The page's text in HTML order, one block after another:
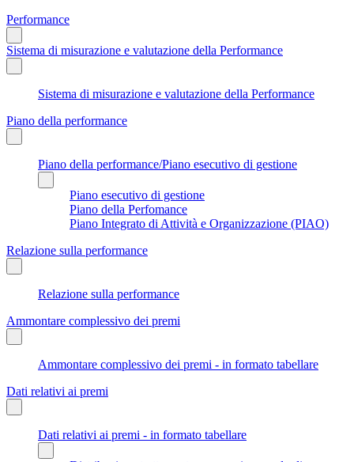
Performance
Sistema di misurazione e valutazione della Performance
Sistema di misurazione e valutazione della Performance
Piano della performance
Piano della performance/Piano esecutivo di gestione
Piano esecutivo di gestione
Piano della Perfomance
Piano Integrato di Attività e Organizzazione (PIAO)
Relazione sulla performance
Relazione sulla performance
Ammontare complessivo dei premi
Ammontare complessivo dei premi - in formato tabellare
Dati relativi ai premi
Dati relativi ai premi - in formato tabellare